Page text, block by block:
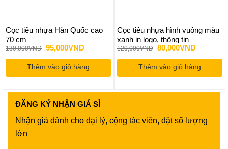
Cọc tiêu nhựa Hàn Quốc cao
70 cm
130,000VND Giá
gốc
là:
130,000VND.
95,000VNDGiá
tại
là:
95,000VND.
Thêm vào giỏ hàng
Cọc tiêu nhựa hình vuông màu
xanh in logo, thông tin
120,000VND Giá
gốc
là:
120,000VND.
80,000VNDGiá
tại
là:
Thêm vào giỏ hàng
ĐĂNG KÝ NHẬN GIÁ SỈ
Nhận giá dành cho đại lý, cộng tác viên, đặt số lượng
lớn